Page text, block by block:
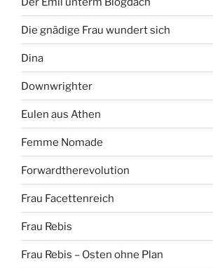
Die gnädige Frau wundert sich
Dina
Downwrighter
Eulen aus Athen
Femme Nomade
Forwardtherevolution
Frau Facettenreich
Frau Rebis
Frau Rebis – Osten ohne Plan